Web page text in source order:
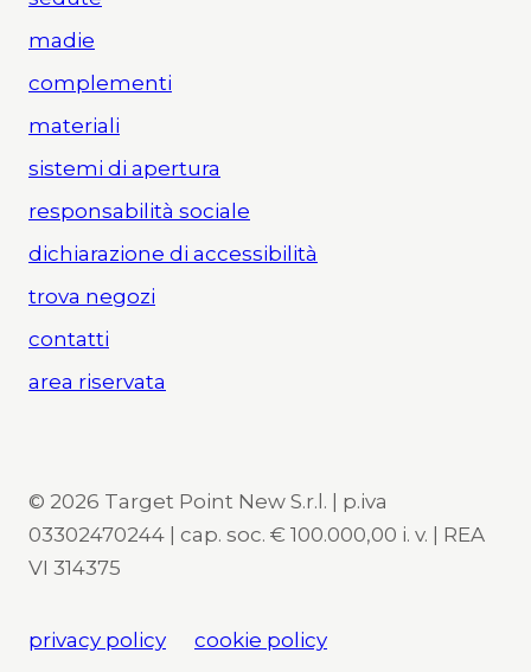
madie
complementi
materiali
sistemi di apertura
responsabilità sociale
dichiarazione di accessibilità
trova negozi
contatti
area riservata
© 2026 Target Point New S.r.l. | p.iva
03302470244 | cap. soc. € 100.000,00 i. v. | REA
VI 314375
privacy policy cookie policy